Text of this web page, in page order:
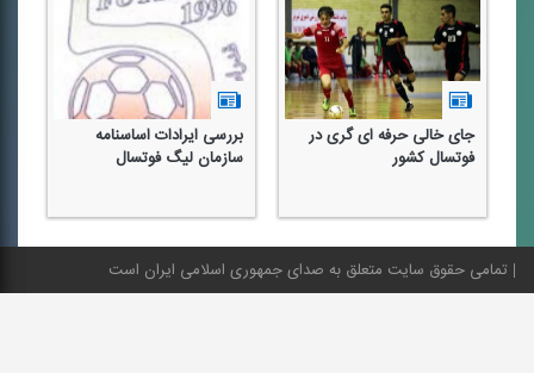
جای خالی حرفه ای گری در
فوتسال كشور
بررسی ایرادات اساسنامه
سازمان لیگ فوتسال
تمامی حقوق سایت متعلق به صدای جمهوری اسلامی ایران است